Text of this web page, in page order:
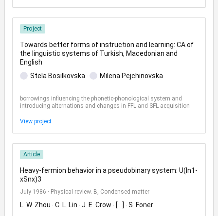
Project
Towards better forms of instruction and learning: CA of
the linguistic systems of Turkish, Macedonian and
English
Stela Bosilkovska
Milena Pejchinovska
borrowings influencing the phonetic-phonological system and
introducing alternations and changes in FFL and SFL acquisition
View project
Article
Heavy-fermion behavior in a pseudobinary system: U(In1-
xSnx)3
July 1986 · Physical review. B, Condensed matter
L. W. Zhou C. L. Lin J. E. Crow [...] S. Foner